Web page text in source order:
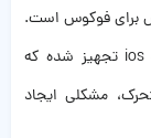
برای فوکوس است.
علاوه بر آنچه که گفته شد، این دوربین به قابلیت ios تجهیز شده که
مشکلی ایجاد